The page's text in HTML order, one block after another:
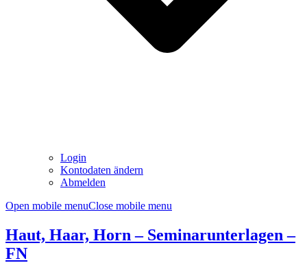
Login
Kontodaten ändern
Abmelden
Open mobile menuClose mobile menu
Haut, Haar, Horn – Seminarunterlagen –
FN